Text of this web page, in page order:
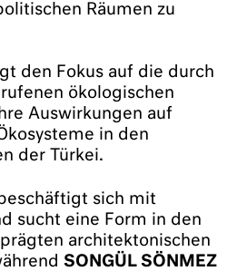
Räumen zu
den Fokus auf die durch
ökologischen
Auswirkungen auf
in den
der Türkei.
beschäftigt sich mit
sucht eine Form in den
architektonischen
SONGÜL SÖNMEZ